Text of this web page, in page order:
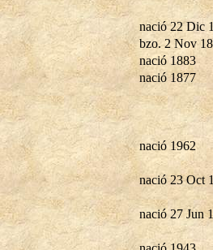
nació 22 Dic
bzo. 2 Nov
nació 1883
nació 1877
nació 1962
nació 23 Oct
nació 27 Jun